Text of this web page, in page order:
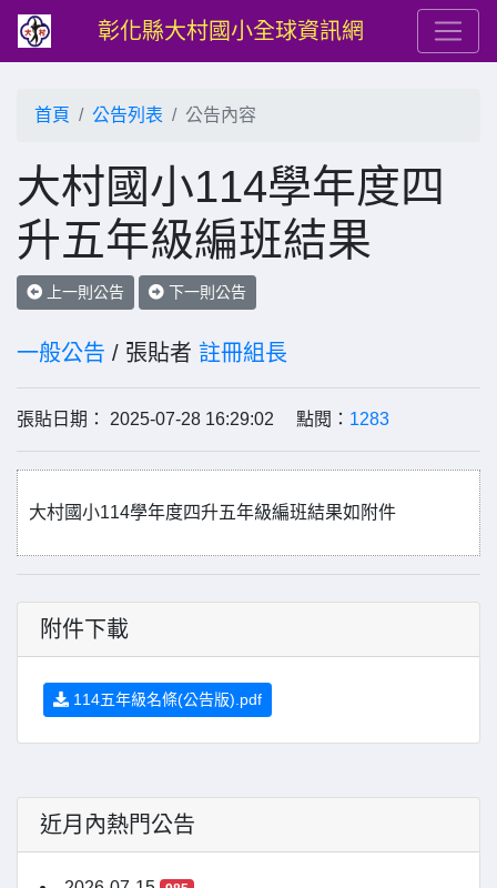
彰化縣大村國小全球資訊網
首頁 公告列表 公告內容
大村國小114學年度四
升五年級編班結果
上一則公告 下一則公告
一般公告 / 張貼者 註冊組長
張貼日期： 2025-07-28 16:29:02 點閱： 1283
大村國小114學年度四升五年級編班結果如附件
附件下載
114五年級名條(公告版).pdf
近月內熱門公告